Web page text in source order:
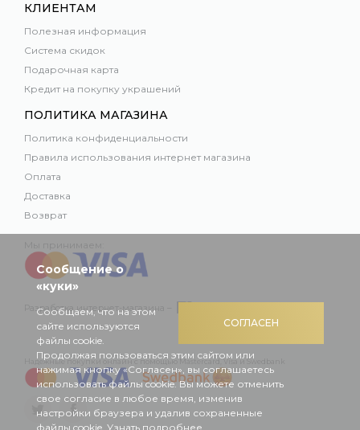
КЛИЕНТАМ
Полезная информация
Система скидок
Подарочная карта
Кредит на покупку украшений
ПОЛИТИКА МАГАЗИНА
Политика конфиденциальности
Правила использования интернет магазина
Оплата
Доставка
Возврат
Разработка интернет-магазина –
Надежные покупки онлайн с помощью Mastercard, Visa и Swedbank
СОГЛАСЕН
Сообщение о
«куки»
Сообщаем, что на этом
сайте используются
файлы cookie.
Продолжая пользоваться этим сайтом или
нажимая кнопку «Согласен», вы соглашаетесь
использовать файлы cookie. Вы можете отменить
свое согласие в любое время, изменив
настройки браузера и удалив сохраненные
файлы cookie. Узнать подробнее